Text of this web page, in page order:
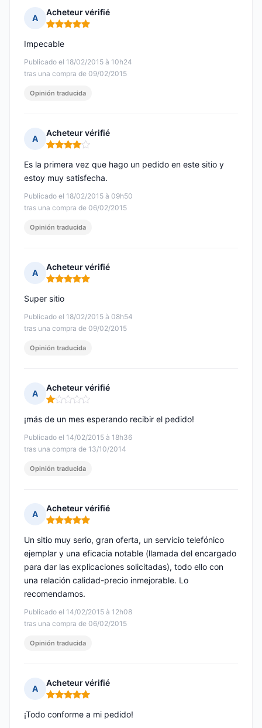
A
Acheteur vérifié
Nota: 5 de 5
Publicado el 18/02/2015 à 10h24
tras una compra de 09/02/2015
Impecable
Opinión traducida
A
Acheteur vérifié
Nota: 4 de 5
Publicado el 18/02/2015 à 09h50
tras una compra de 06/02/2015
Es la primera vez que hago un pedido en este sitio y
estoy muy satisfecha.
Opinión traducida
A
Acheteur vérifié
Nota: 5 de 5
Publicado el 18/02/2015 à 08h54
tras una compra de 09/02/2015
Super sitio
Opinión traducida
A
Acheteur vérifié
Nota: 1 de 5
Publicado el 14/02/2015 à 18h36
tras una compra de 13/10/2014
¡más de un mes esperando recibir el pedido!
Opinión traducida
A
Acheteur vérifié
Nota: 5 de 5
Publicado el 14/02/2015 à 12h08
tras una compra de 06/02/2015
Un sitio muy serio, gran oferta, un servicio telefónico
ejemplar y una eficacia notable (llamada del encargado
para dar las explicaciones solicitadas), todo ello con
una relación calidad-precio inmejorable. Lo
recomendamos.
Opinión traducida
A
Acheteur vérifié
Nota: 5 de 5
¡Todo conforme a mi pedido!